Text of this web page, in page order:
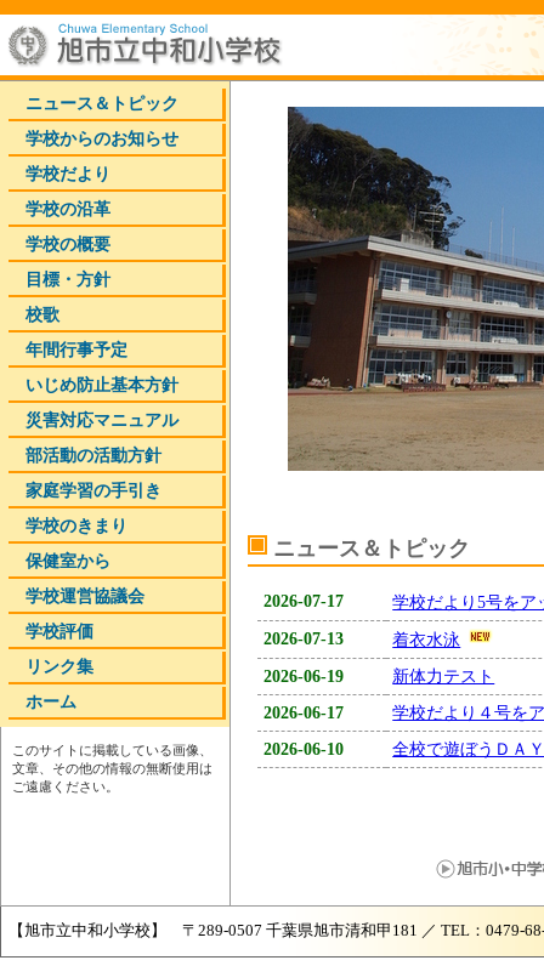
ニュース＆トピック
学校からのお知らせ
学校だより
学校の沿革
学校の概要
目標・方針
校歌
年間行事予定
いじめ防止基本方針
災害対応マニュアル
部活動の活動方針
家庭学習の手引き
学校のきまり
保健室から
学校運営協議会
学校評価
リンク集
ホーム
このサイトに掲載している画像、
文章、その他の情報の無断使用は
ご遠慮ください。
ニュース＆トピック
2026-07-17
学校だより5号をア
2026-07-13
着衣水泳
2026-06-19
新体力テスト
2026-06-17
学校だより４号を
2026-06-10
全校で遊ぼうＤＡ
【旭市立中和小学校】 〒289-0507 千葉県旭市清和甲181 ／ TEL：0479-